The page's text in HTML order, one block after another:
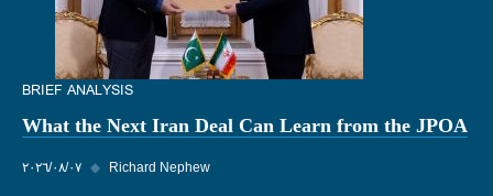
BRIEF ANALYSIS
What the Next Iran Deal Can Learn from the JPOA
٠٧‏/٠٨‏/٢٠٢٦ ◆ Richard Nephew